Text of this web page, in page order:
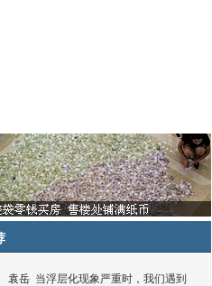
袁岳 当浮层化现象严重时，我们遇到